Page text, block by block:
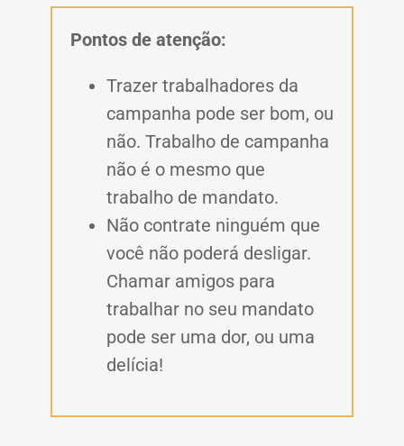
Pontos de atenção:
Trazer trabalhadores da
campanha pode ser bom, ou
não. Trabalho de campanha
não é o mesmo que
trabalho de mandato.
Não contrate ninguém que
você não poderá desligar.
Chamar amigos para
trabalhar no seu mandato
pode ser uma dor, ou uma
delícia!